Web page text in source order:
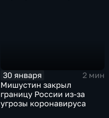
30 января
2 мин
Мишустин закрыл
границу России из-за
угрозы коронавируса